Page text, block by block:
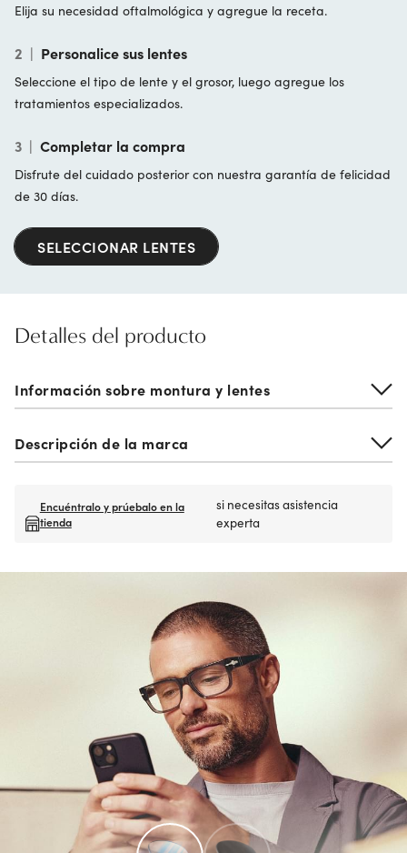
Elija su necesidad oftalmológica y agregue la receta.
2 | Personalice sus lentes
Seleccione el tipo de lente y el grosor, luego agregue los
tratamientos especializados.
3 | Completar la compra
Disfrute del cuidado posterior con nuestra garantía de felicidad
de 30 días.
SELECCIONAR LENTES
Detalles del producto
Información sobre montura y lentes
Descripción de la marca
Encuéntralo y prúebalo en la
tienda
si necesitas asistencia
experta